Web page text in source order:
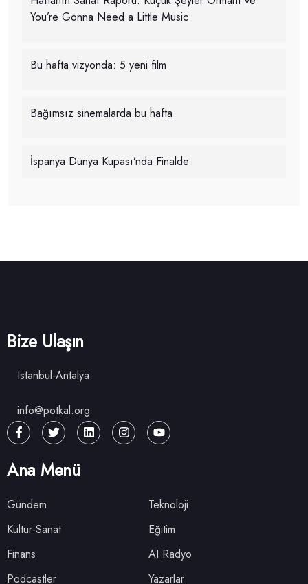
You’re Gonna Need a Little Music
Bu hafta vizyonda: 5 yeni film
Bağımsız sinemalarda bu hafta
İspanya Dünya Kupası’nda Finalde
Bize Ulaşın
Istanbul-Antalya
info@potkal.org
Ana Menü
Gündem
Teknoloji
Kültür-Sanat
Eğitim
Finans
AI Radyo
Podcastler
Yazarlar